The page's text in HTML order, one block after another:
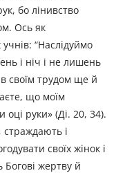
бо лінивство
Ось як
“Наслідуймо
і ніч і не лишень
своїм трудом ще й
що моїм
оці руки» (Ді. 20, 34).
і
своїх жінок і
Богові жертву й